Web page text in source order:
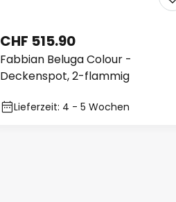
Fabbian Beluga Colour -
Deckenspot, 2-flammig
CHF 515.90
Lieferzeit: 4 - 5 Wochen